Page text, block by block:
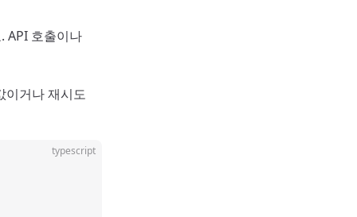
API 호출이나
이거나 재시도
typescript